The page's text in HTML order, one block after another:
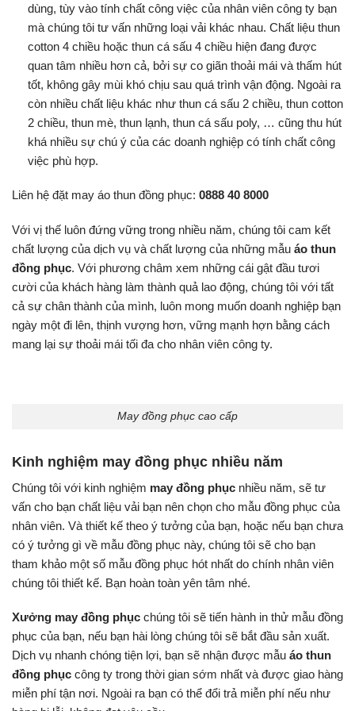
dùng, tùy vào tính chất công việc của nhân viên công ty bạn
mà chúng tôi tư vấn những loại vải khác nhau. Chất liệu thun
cotton 4 chiều hoặc thun cá sấu 4 chiều hiện đang được
quan tâm nhiều hơn cả, bởi sự co giãn thoải mái và thấm hút
tốt, không gây mùi khó chịu sau quá trình vận động. Ngoài ra
còn nhiều chất liệu khác như thun cá sấu 2 chiều, thun cotton
2 chiều, thun mè, thun lạnh, thun cá sấu poly, … cũng thu hút
khá nhiều sự chú ý của các doanh nghiệp có tính chất công
việc phù hợp.
Liên hệ đặt may áo thun đồng phục: 0888 40 8000
Với vị thế luôn đứng vững trong nhiều năm, chúng tôi cam kết
chất lượng của dịch vụ và chất lượng của những mẫu áo thun
đồng phục. Với phương châm xem những cái gật đầu tươi
cười của khách hàng làm thành quả lao động, chúng tôi với tất
cả sự chân thành của mình, luôn mong muốn doanh nghiệp bạn
ngày một đi lên, thịnh vượng hơn, vững mạnh hợn bằng cách
mang lại sự thoải mái tối đa cho nhân viên công ty.
May đồng phục cao cấp
Kinh nghiệm may đồng phục nhiều năm
Chúng tôi với kinh nghiệm may đồng phục nhiều năm, sẽ tư
vấn cho bạn chất liệu vải bạn nên chọn cho mẫu đồng phục của
nhân viên. Và thiết kế theo ý tưởng của bạn, hoặc nếu bạn chưa
có ý tưởng gì về mẫu đồng phục này, chúng tôi sẽ cho bạn
tham khảo một số mẫu đồng phục hót nhất do chính nhân viên
chúng tôi thiết kế. Bạn hoàn toàn yên tâm nhé.
Xưởng may đồng phục chúng tôi sẽ tiến hành in thử mẫu đồng
phục của bạn, nếu bạn hài lòng chúng tôi sẽ bắt đầu sản xuất.
Dịch vụ nhanh chóng tiện lợi, bạn sẽ nhận được mẫu áo thun
đồng phục công ty trong thời gian sớm nhất và được giao hàng
miễn phí tận nơi. Ngoài ra bạn có thể đổi trả miễn phí nếu như